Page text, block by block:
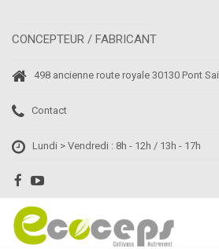
CONCEPTEUR / FABRICANT
498 ancienne route royale 30130 Pont
Contact
Lundi > Vendredi : 8h - 12h / 13h - 17h